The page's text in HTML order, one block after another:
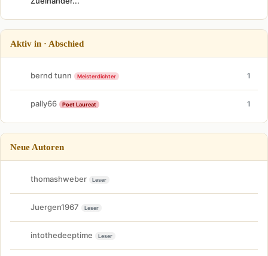
Aktiv in · Abschied
bernd tunn Meisterdichter 1
pally66 Poet Laureat 1
Neue Autoren
thomashweber Leser
Juergen1967 Leser
intothedeeptime Leser